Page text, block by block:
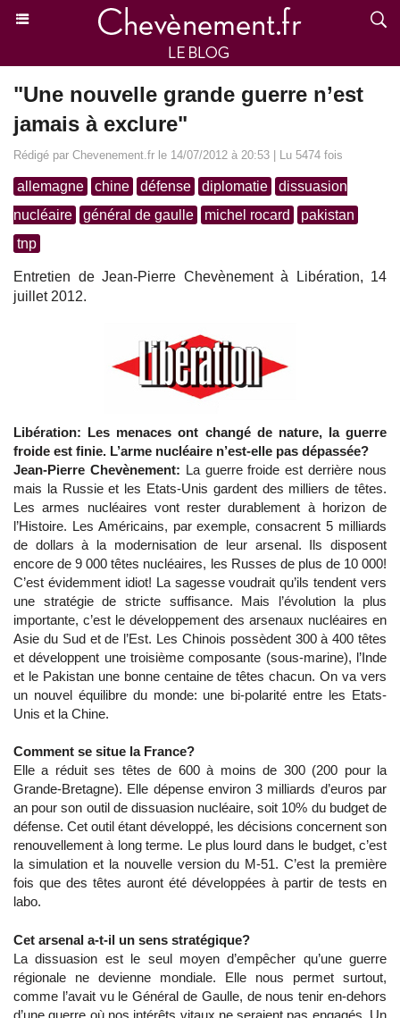
"Une nouvelle grande guerre n’est
jamais à exclure"
Rédigé par Chevenement.fr le 14/07/2012 à 20:53 | Lu 5474 fois
allemagne chine défense diplomatie
dissuasion
nucléaire
général de gaulle michel rocard
pakistan
tnp
Entretien de Jean-Pierre Chevènement à Libération, 14
juillet 2012.
Libération: Les menaces ont changé de nature, la guerre
froide est finie. L’arme nucléaire n’est-elle pas dépassée?
Jean-Pierre Chevènement: La guerre froide est derrière nous
mais la Russie et les Etats-Unis gardent des milliers de têtes.
Les armes nucléaires vont rester durablement à horizon de
l’Histoire. Les Américains, par exemple, consacrent 5 milliards
de dollars à la modernisation de leur arsenal. Ils disposent
encore de 9 000 têtes nucléaires, les Russes de plus de 10 000!
C’est évidemment idiot! La sagesse voudrait qu’ils tendent vers
une stratégie de stricte suffisance. Mais l’évolution la plus
importante, c’est le développement des arsenaux nucléaires en
Asie du Sud et de l’Est. Les Chinois possèdent 300 à 400 têtes
et développent une troisième composante (sous-marine), l’Inde
et le Pakistan une bonne centaine de têtes chacun. On va vers
un nouvel équilibre du monde: une bi-polarité entre les Etats-
Unis et la Chine.
Comment se situe la France?
Elle a réduit ses têtes de 600 à moins de 300 (200 pour la
Grande-Bretagne). Elle dépense environ 3 milliards d’euros par
an pour son outil de dissuasion nucléaire, soit 10% du budget de
défense. Cet outil étant développé, les décisions concernent son
renouvellement à long terme. Le plus lourd dans le budget, c’est
la simulation et la nouvelle version du M-51. C’est la première
fois que des têtes auront été développées à partir de tests en
labo.
Cet arsenal a-t-il un sens stratégique?
La dissuasion est le seul moyen d’empêcher qu’une guerre
régionale ne devienne mondiale. Elle nous permet surtout,
comme l’avait vu le Général de Gaulle, de nous tenir en-dehors
d’une guerre où nos intérêts vitaux ne seraient pas engagés. Un